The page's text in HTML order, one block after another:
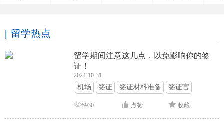
留学热点
留学期间注意这几点，以免影响你的签
证！
2024-10-31
机场 签证 签证材料准备 签证官
签证面试 签证申请攻略
5930 点赞 收藏